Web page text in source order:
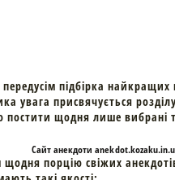
підбірка найкращих
увага присвячується
постити щодня лише вибрані
Cайтанекдоти
порцію свіжих